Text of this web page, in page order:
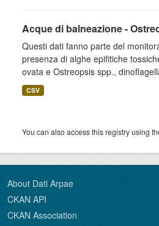
Acque di balneazione -
Questi dati fanno parte del
presenza di alghe epifitiche
ovata e Ostreopsis spp.,
CSV
You can also access this registry using
About Dati Arpae
CKAN API
CKAN Association